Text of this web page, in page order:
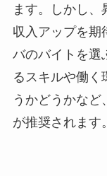
ます。しかし、
収入アップを期
バのバイトを選
るスキルや働く
うかどうかなど
が推奨されます。